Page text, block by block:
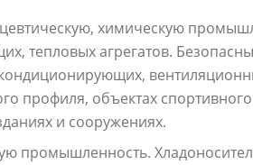
химическую
тепловых агрегатов.
профиля, объектах
и сооружениях.
промышленность.